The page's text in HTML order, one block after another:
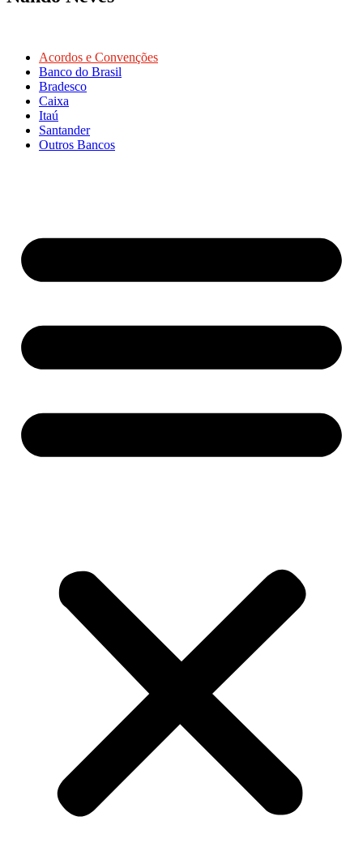
Acordos e Convenções
Banco do Brasil
Bradesco
Caixa
Itaú
Santander
Outros Bancos